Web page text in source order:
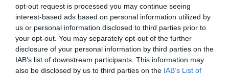
opt-out request is processed you may continue seeing
interest-based ads based on personal information utilized by
us or personal information disclosed to third parties prior to
your opt-out. You may separately opt-out of the further
disclosure of your personal information by third parties on the
IAB’s list of downstream participants. This information may
also be disclosed by us to third parties on the IAB’s List of